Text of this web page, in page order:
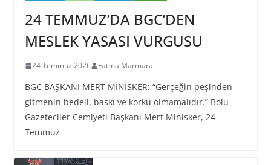
24 TEMMUZ’DA BGC’DEN
MESLEK YASASI VURGUSU
24 Temmuz 2026 Fatma Marmara
BGC BAŞKANI MERT MİNİSKER: “Gerçeğin peşinden
gitmenin bedeli, baskı ve korku olmamalıdır.” Bolu
Gazeteciler Cemiyeti Başkanı Mert Minisker, 24
Temmuz